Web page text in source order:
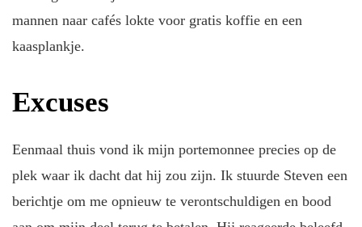
mannen naar cafés lokte voor gratis koffie en een
kaasplankje.
Excuses
Eenmaal thuis vond ik mijn portemonnee precies op de
plek waar ik dacht dat hij zou zijn. Ik stuurde Steven een
berichtje om me opnieuw te verontschuldigen en bood